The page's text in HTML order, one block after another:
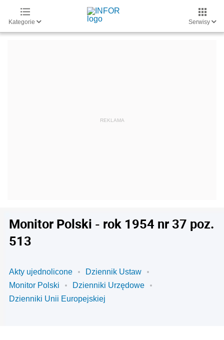
Kategorie Serwisy
Monitor Polski - rok 1954 nr 37 poz.
513
Akty ujednolicone
Dziennik Ustaw
Monitor Polski
Dzienniki Urzędowe
Dzienniki Unii Europejskiej